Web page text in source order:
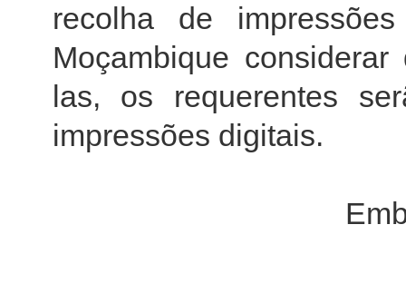
recolha de
Moçambique
las, os requerentes
impressões digitais.